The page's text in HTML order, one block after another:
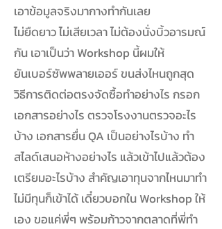
เอาข้อมูลจริงมากางทำกันเลย
ไม่ยืดยาว ไม่เสียเวลา ไม่ต้องนั่งบิ้วอารมณ์
กัน เอาเป็นว่า Workshop นี้ผมให้
ยันเบอร์ซัพพลายเออร์ ขนส่งไหนถูกสุด
วิธีการติดต่อตรงจัดซื้อทำอย่างไร กรอก
เอกสารอย่างไร ตรวจโรงงานตรวจอะไร
บ้าง เอกสารยื่น QA เป็นอย่างไรบ้าง ทำ
สไลด์เสนอห้างอย่างไร แล้วเข้าไปแล้วต้อง
เตรียมอะไรบ้าง สำคัญเอาทุนจากไหนมาทำ
ไม่มีทุนก็เข้าได้ เดี๋ยวบอกใน Workshop ให้
เอง ขอแค่พี่ๆ พร้อมก้าวจากตลาดที่พี่ทำ